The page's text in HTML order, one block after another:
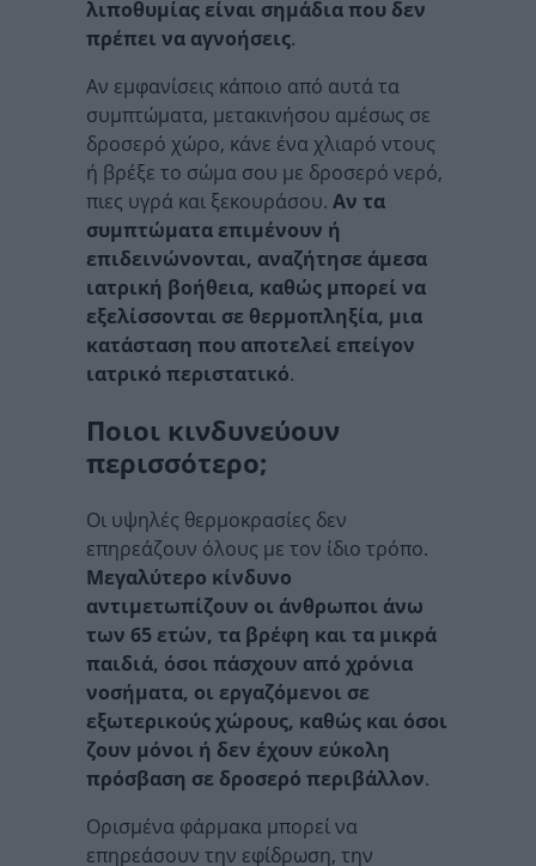
λιποθυμίας είναι σημάδια που δεν
πρέπει να αγνοήσεις.
Αν εμφανίσεις κάποιο από αυτά τα
συμπτώματα, μετακινήσου αμέσως σε
δροσερό χώρο, κάνε ένα χλιαρό ντους
ή βρέξε το σώμα σου με δροσερό νερό,
πιες υγρά και ξεκουράσου. Αν τα
συμπτώματα επιμένουν ή
επιδεινώνονται, αναζήτησε άμεσα
ιατρική βοήθεια, καθώς μπορεί να
εξελίσσονται σε θερμοπληξία, μια
κατάσταση που αποτελεί επείγον
ιατρικό περιστατικό.
Ποιοι κινδυνεύουν
περισσότερο;
Οι υψηλές θερμοκρασίες δεν
επηρεάζουν όλους με τον ίδιο τρόπο.
Μεγαλύτερο κίνδυνο
αντιμετωπίζουν οι άνθρωποι άνω
των 65 ετών, τα βρέφη και τα μικρά
παιδιά, όσοι πάσχουν από χρόνια
νοσήματα, οι εργαζόμενοι σε
εξωτερικούς χώρους, καθώς και όσοι
ζουν μόνοι ή δεν έχουν εύκολη
πρόσβαση σε δροσερό περιβάλλον.
Ορισμένα φάρμακα μπορεί να
επηρεάσουν την εφίδρωση, την